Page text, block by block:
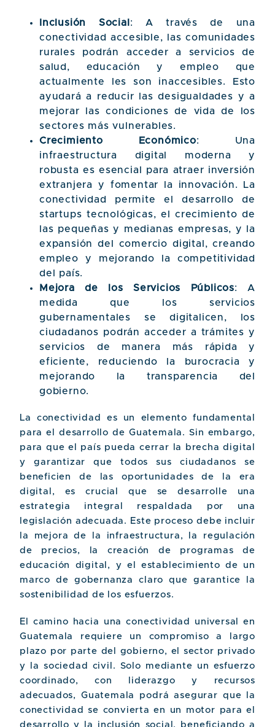
Inclusión Social : A través de una
conectividad accesible, las comunidades
rurales podrán acceder a servicios de
salud, educación y empleo que
actualmente les son inaccesibles. Esto
ayudará a reducir las desigualdades y a
mejorar las condiciones de vida de los
sectores más vulnerables.
Crecimiento Económico: Una
infraestructura digital moderna y
robusta es esencial para atraer inversión
extranjera y fomentar la innovación. La
conectividad permite el desarrollo de
startups tecnológicas, el crecimiento de
las pequeñas y medianas empresas, y la
expansión del comercio digital, creando
empleo y mejorando la competitividad
del país.
Mejora de los Servicios Públicos: A
medida que los servicios
gubernamentales se digitalicen, los
ciudadanos podrán acceder a trámites y
servicios de manera más rápida y
eficiente, reduciendo la burocracia y
mejorando la transparencia del
gobierno.
La conectividad es un elemento fundamental
para el desarrollo de Guatemala. Sin embargo,
para que el país pueda cerrar la brecha digital
y garantizar que todos sus ciudadanos se
beneficien de las oportunidades de la era
digital, es crucial que se desarrolle una
estrategia integral respaldada por una
legislación adecuada. Este proceso debe incluir
la mejora de la infraestructura, la regulación
de precios, la creación de programas de
educación digital, y el establecimiento de un
marco de gobernanza claro que garantice la
sostenibilidad de los esfuerzos.
El camino hacia una conectividad universal en
Guatemala requiere un compromiso a largo
plazo por parte del gobierno, el sector privado
y la sociedad civil. Solo mediante un esfuerzo
coordinado, con liderazgo y recursos
adecuados, Guatemala podrá asegurar que la
conectividad se convierta en un motor para el
desarrollo y la inclusión social, beneficiando a